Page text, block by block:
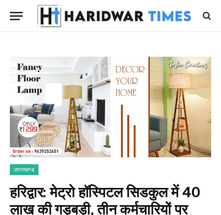
उत्तराखण्ड
हरिद्वार: मेट्रो हॉस्पिटल सिडकुल में 40
लाख की गड़बड़ी, तीन कर्मचारियों पर